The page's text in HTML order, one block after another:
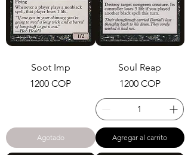
Soot Imp
Precio
1200 COP
Agotado
Soul Reap
Precio
1200 COP
Agregar al carrito